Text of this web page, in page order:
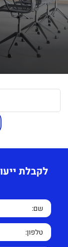
לקבלת